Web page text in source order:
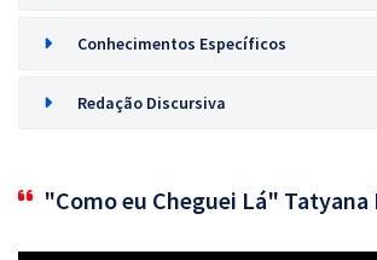
Conhecimentos Específicos
Redação Discursiva
"Como eu Cheguei Lá" Tatyana